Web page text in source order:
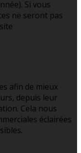
Si vous
ne seront pas
afin de mieux
depuis leur
Cela nous
éclairées